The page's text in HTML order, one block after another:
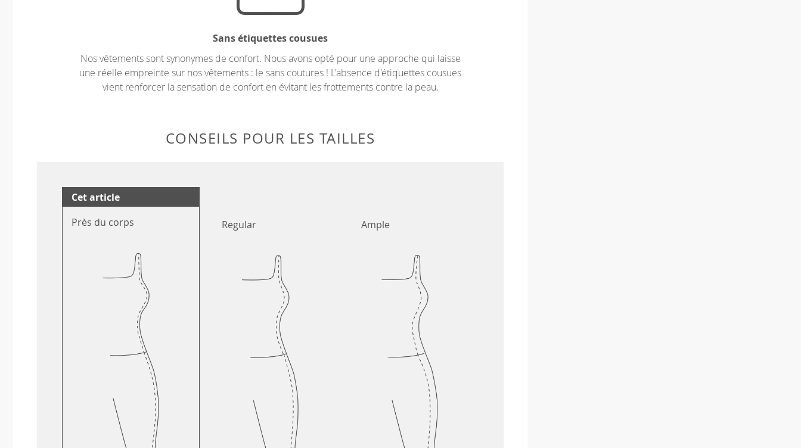
Sans étiquettes cousues
Nos vêtements sont synonymes de confort. Nous avons opté pour une approche qui laisse
une réelle empreinte sur nos vêtements : le sans coutures ! L'absence d'étiquettes cousues
vient renforcer la sensation de confort en évitant les frottements contre la peau.
CONSEILS POUR LES TAILLES
Cet article
Près du corps
Regular Ample